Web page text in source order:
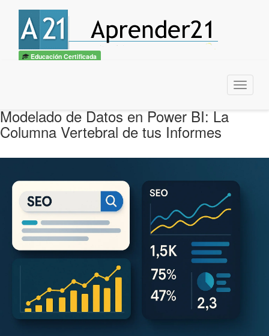
Educación Certificada
Menu
Modelado de Datos en Power BI: La
Columna Vertebral de tus Informes